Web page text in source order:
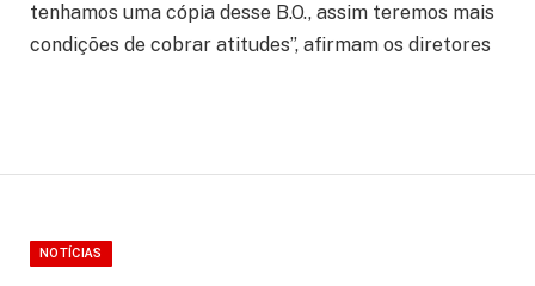
tenhamos uma cópia desse B.O., assim teremos mais
condições de cobrar atitudes”, afirmam os diretores
NOTÍCIAS